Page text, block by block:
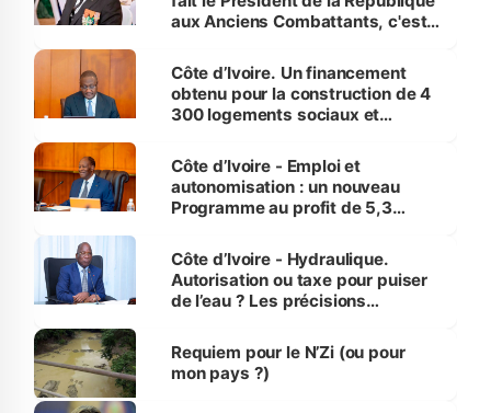
aux Anciens Combattants, c'est
Côte d’Ivoire. Un financement
obtenu pour la construction de 4
300 logements sociaux et
et Yamoussoukro
Côte d’Ivoire - Emploi et
autonomisation : un nouveau
Programme au profit de 5,3
Côte d’Ivoire - Hydraulique.
Autorisation ou taxe pour puiser
de l’eau ? Les précisions
Requiem pour le N’Zi (ou pour
mon pays ?)